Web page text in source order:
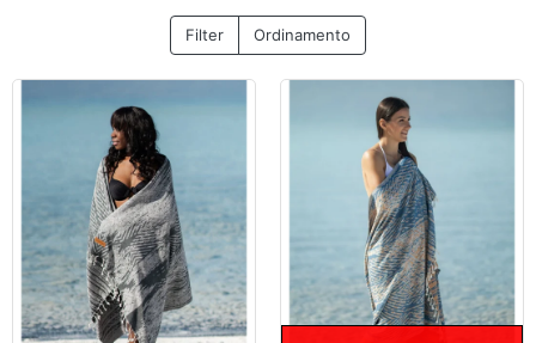
Filter Ordinamento